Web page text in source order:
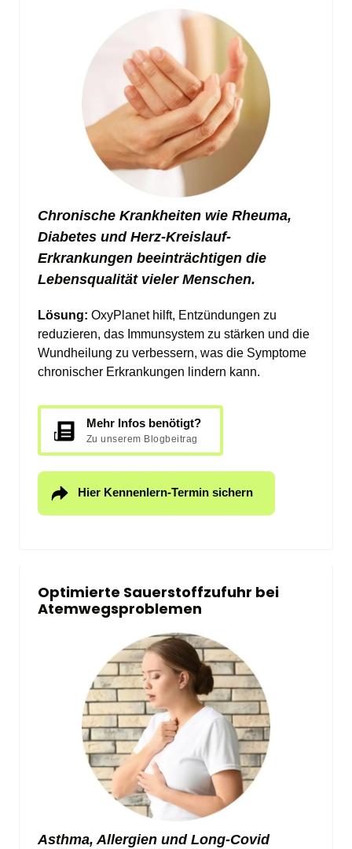
Chronische Krankheiten wie Rheuma,
Diabetes und Herz-Kreislauf-
Erkrankungen beeinträchtigen die
Lebensqualität vieler Menschen.
Lösung: OxyPlanet hilft, Entzündungen zu
reduzieren, das Immunsystem zu stärken und die
Wundheilung zu verbessern, was die Symptome
chronischer Erkrankungen lindern kann.
Mehr Infos benötigt?
Zu unserem Blogbeitrag
Hier Kennenlern-Termin sichern
Optimierte Sauerstoffzufuhr bei
Atemwegsproblemen
Asthma, Allergien und Long-Covid